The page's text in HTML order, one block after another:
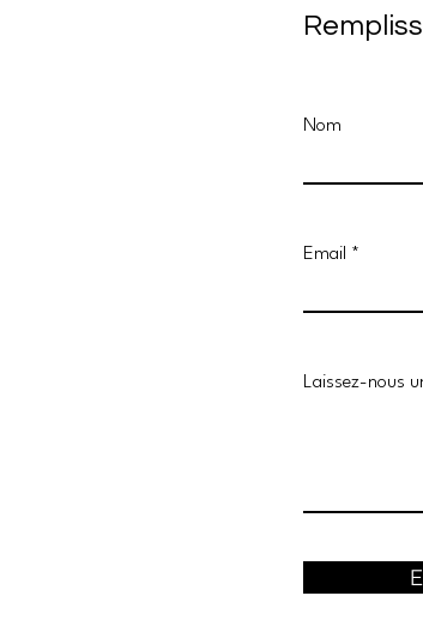
Nom
Email
Laissez-nous